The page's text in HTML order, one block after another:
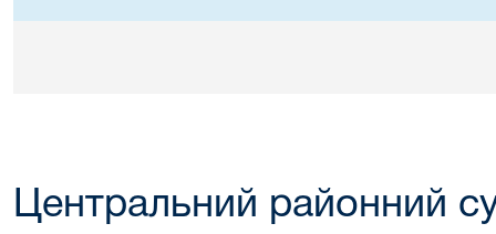
Центральний районний